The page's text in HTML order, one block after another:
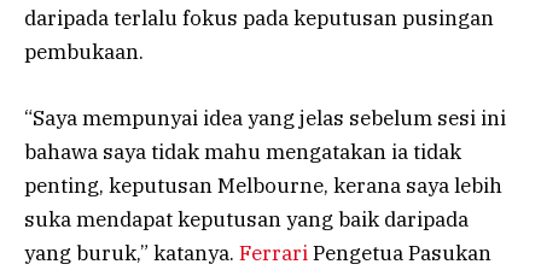
daripada terlalu fokus pada keputusan pusingan
pembukaan.
“Saya mempunyai idea yang jelas sebelum sesi ini
bahawa saya tidak mahu mengatakan ia tidak
penting, keputusan Melbourne, kerana saya lebih
suka mendapat keputusan yang baik daripada
yang buruk,” katanya. FerrariPengetua Pasukan